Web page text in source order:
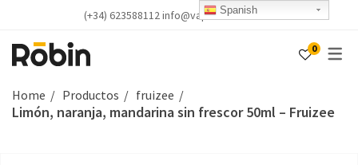
(+34) 623588112 info@vapealicante.com
0
Home Productos fruizee
Limón, naranja, mandarina sin frescor 50ml – Fruizee
Spanish